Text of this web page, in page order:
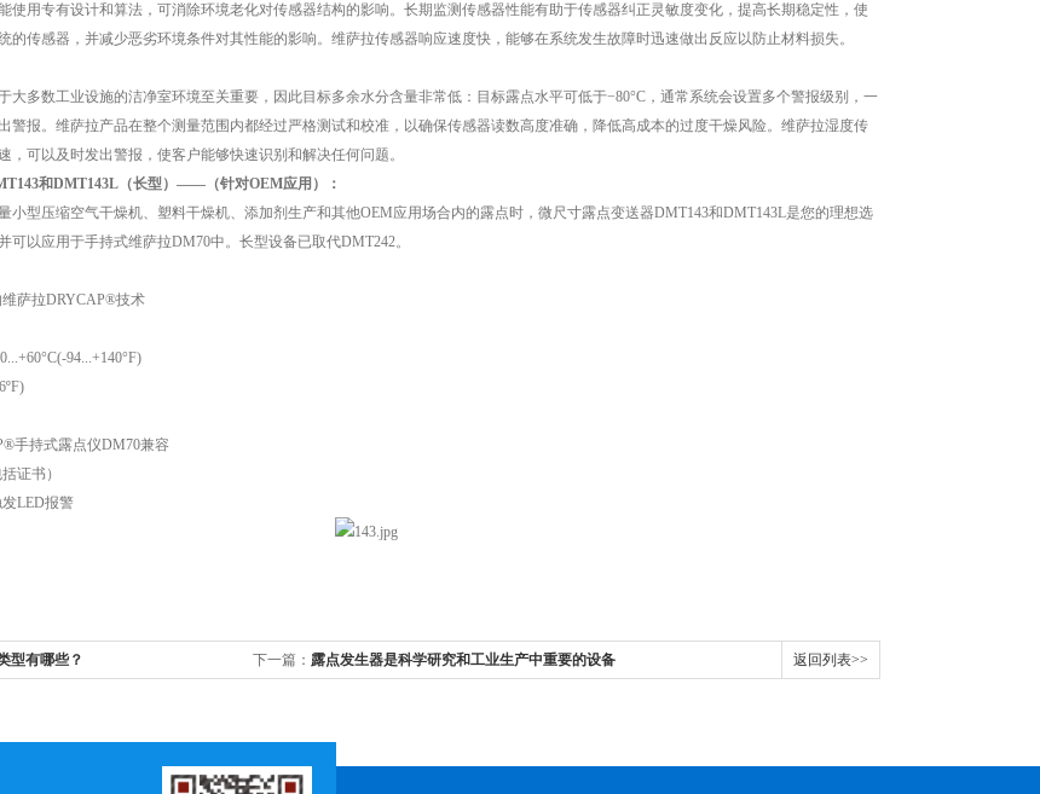
用专有设计和算法，可消除环境老化对传感器结构的影响。长期监测传感器性能有助于传感器纠正灵敏度变化，提高长期稳定性，使
的传感器，并减少恶劣环境条件对其性能的影响。维萨拉传感器响应速度快，能够在系统发生故障时迅速做出反应以防止材料损失。
多数工业设施的洁净室环境至关重要，因此目标多余水分含量非常低：目标露点水平可低于−80°C，通常系统会设置多个警报级别，一
警报。维萨拉产品在整个测量范围内都经过严格测试和校准，以确保传感器读数高度准确，降低高成本的过度干燥风险。维萨拉湿度传
，可以及时发出警报，使客户能够快速识别和解决任何问题。
和DMT143L（长型）——（针对OEM应用）：
型压缩空气干燥机、塑料干燥机、添加剂生产和其他OEM应用场合内的露点时，微尺寸露点变送器DMT143和DMT143L是您的理想选
可以应用于手持式维萨拉DM70中。长型设备已取代DMT242。
萨拉DRYCAP®技术
94...+140°F)
持式露点仪DM70兼容
证书）
LED报警
型有哪些？ 下一篇： 露点发生器是科学研究和工业生产中重要的设备 返回列表>>